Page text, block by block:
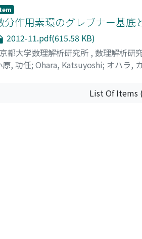
the above property. Second, we
and, by means of the
分作用素環のグレブナー基底
2012-11.pdf(615.58 KB)
京都大学数理解析研究所 , 数理解析研
原, 功任; Ohara, Katsuyoshi; オハラ,
List Of Items